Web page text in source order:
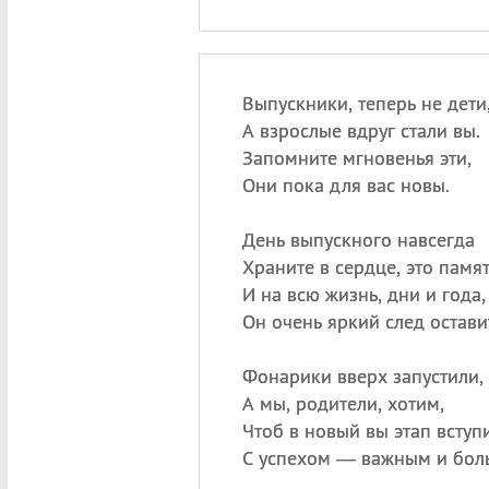
Выпускники, теперь не
А взрослые вдруг стали вы.
Запомните мгновенья эти,
Они пока для вас новы.
День выпускного навсегда
Храните в сердце, это
И на всю жизнь, дни и года,
Он очень яркий след
Фонарики вверх запустили,
А мы, родители, хотим,
Чтоб в новый вы этап
С успехом — важным и